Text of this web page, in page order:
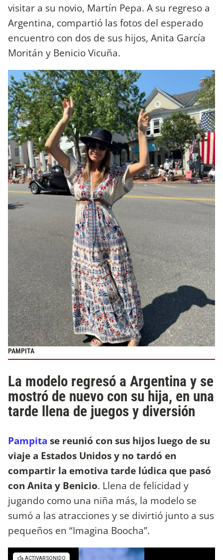
visitar a su novio, Martín Pepa. A su regreso a
Argentina, compartió las fotos del esperado
encuentro con dos de sus hijos, Anita García
Moritán y Benicio Vicuña.
PAMPITA
La modelo regresó a Argentina y se
mostró de nuevo con su hija, en una
tarde llena de juegos y diversión
Pampita se reunió con sus hijos luego de su
viaje a Estados Unidos y no tardó en
compartir la emotiva tarde lúdica que pasó
con Anita y Benicio. Llena de felicidad y
jugando como una niña más, la modelo se
sumó a las atracciones y se divirtió junto a sus
pequeños en “Imagina Boocha”.